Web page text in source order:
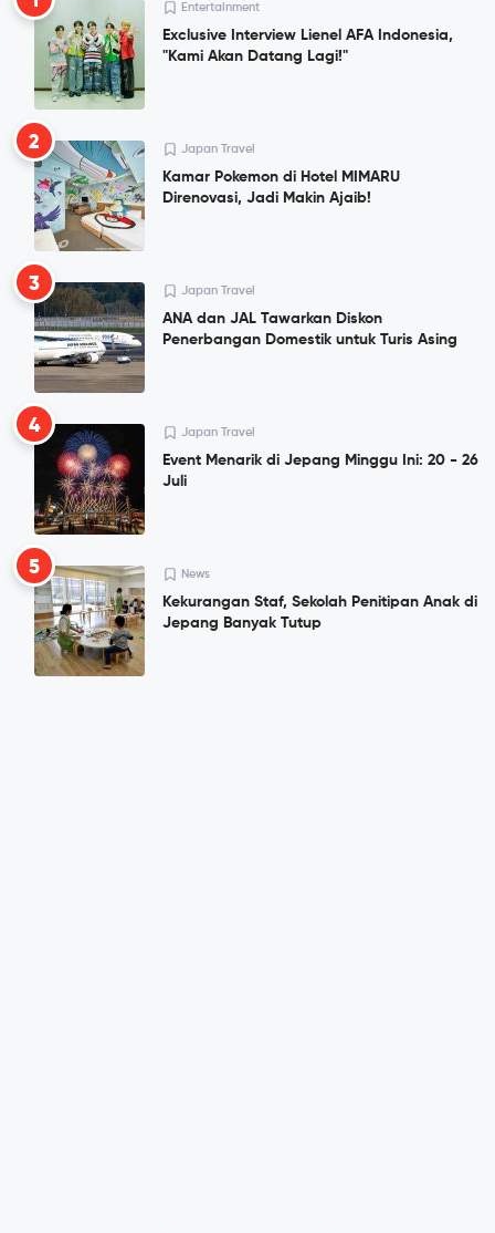
Entertainment
Exclusive Interview Lienel AFA Indonesia,
"Kami Akan Datang Lagi!"
2 Japan Travel
Kamar Pokemon di Hotel MIMARU
Direnovasi, Jadi Makin Ajaib!
3 Japan Travel
ANA dan JAL Tawarkan Diskon
Penerbangan Domestik untuk Turis Asing
4 Japan Travel
Event Menarik di Jepang Minggu Ini: 20 - 26
Juli
5 News
Kekurangan Staf, Sekolah Penitipan Anak di
Jepang Banyak Tutup